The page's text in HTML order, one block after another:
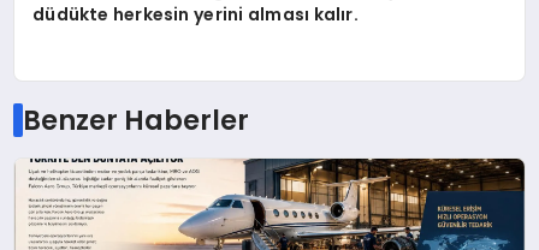
düdükte herkesin yerini alması kalır.
Benzer Haberler